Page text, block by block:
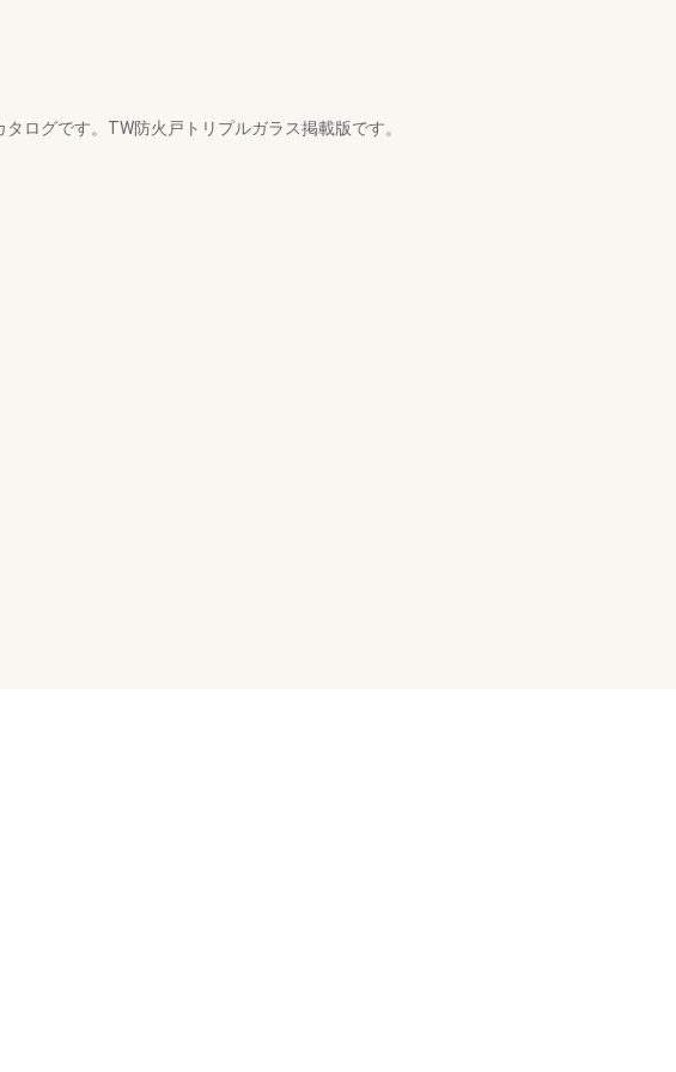
ログです。TW防火戸トリプルガラス掲載版です。